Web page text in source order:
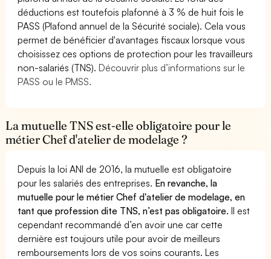
déductions est toutefois plafonné à 3 % de huit fois le
PASS (Plafond annuel de la Sécurité sociale). Cela vous
permet de bénéficier d'avantages fiscaux lorsque vous
choisissez ces options de protection pour les travailleurs
non-salariés (TNS).Découvrir plus d’informations sur le
PASS ou le PMSS.
La mutuelle TNS est-elle obligatoire pour le
métier Chef d'atelier de modelage ?
Depuis la loi ANI de 2016, la mutuelle est obligatoire
pour les salariés des entreprises. En revanche, la
mutuelle pour le métier Chef d'atelier de modelage, en
tant que profession dite TNS, n’est pas obligatoire.Il est
cependant recommandé d’en avoir une car cette
dernière est toujours utile pour avoir de meilleurs
remboursements lors de vos soins courants. Les